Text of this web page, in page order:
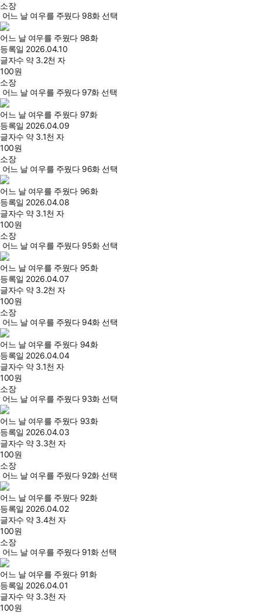
소장
어느 날 여우를 주웠다 98화 선택
어느 날 여우를 주웠다 98화
등록일 2026.04.10
글자수 약 3.2천 자
100원
소장
어느 날 여우를 주웠다 97화 선택
어느 날 여우를 주웠다 97화
등록일 2026.04.09
글자수 약 3.1천 자
100원
소장
어느 날 여우를 주웠다 96화 선택
어느 날 여우를 주웠다 96화
등록일 2026.04.08
글자수 약 3.1천 자
100원
소장
어느 날 여우를 주웠다 95화 선택
어느 날 여우를 주웠다 95화
등록일 2026.04.07
글자수 약 3.2천 자
100원
소장
어느 날 여우를 주웠다 94화 선택
어느 날 여우를 주웠다 94화
등록일 2026.04.04
글자수 약 3.1천 자
100원
소장
어느 날 여우를 주웠다 93화 선택
어느 날 여우를 주웠다 93화
등록일 2026.04.03
글자수 약 3.3천 자
100원
소장
어느 날 여우를 주웠다 92화 선택
어느 날 여우를 주웠다 92화
등록일 2026.04.02
글자수 약 3.4천 자
100원
소장
어느 날 여우를 주웠다 91화 선택
어느 날 여우를 주웠다 91화
등록일 2026.04.01
글자수 약 3.3천 자
100원